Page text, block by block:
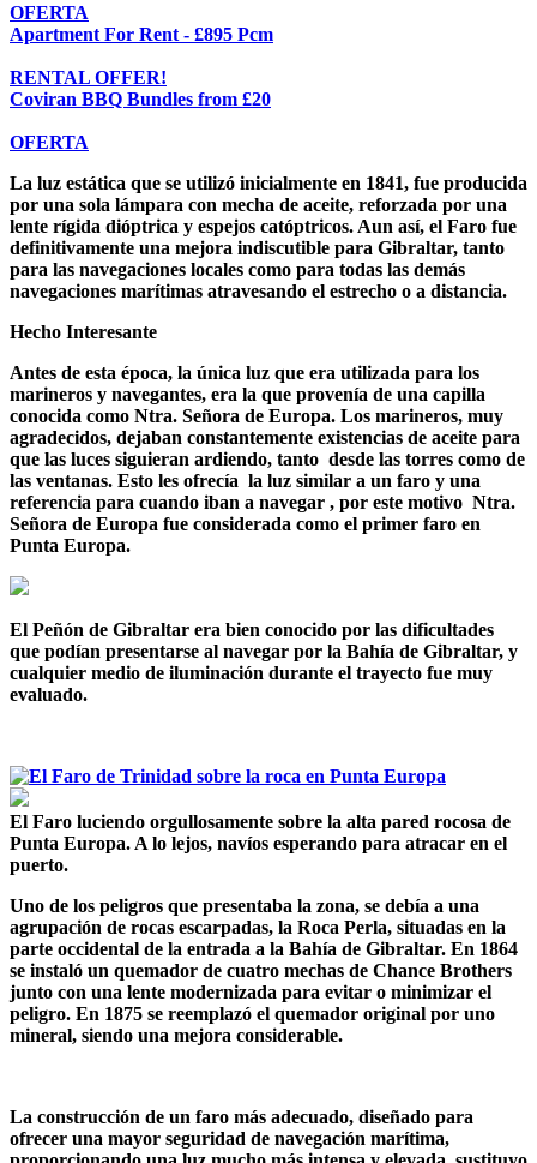
OFERTA
Apartment For Rent - £895 Pcm
RENTAL OFFER!
Coviran BBQ Bundles from £20
OFERTA
La luz estática que se utilizó inicialmente en 1841, fue producida
por una sola lámpara con mecha de aceite, reforzada por una
lente rígida dióptrica y espejos catóptricos. Aun así, el Faro fue
definitivamente una mejora indiscutible para Gibraltar, tanto
para las navegaciones locales como para todas las demás
navegaciones marítimas atravesando el estrecho o a distancia.
Hecho Interesante
Antes de esta época, la única luz que era utilizada para los
marineros y navegantes, era la que provenía de una capilla
conocida como Ntra. Señora de Europa. Los marineros, muy
agradecidos, dejaban constantemente existencias de aceite para
que las luces siguieran ardiendo, tanto desde las torres como de
las ventanas. Esto les ofrecía la luz similar a un faro y una
referencia para cuando iban a navegar , por este motivo Ntra.
Señora de Europa fue considerada como el primer faro en
Punta Europa.
El Peñón de Gibraltar era bien conocido por las dificultades
que podían presentarse al navegar por la Bahía de Gibraltar, y
cualquier medio de iluminación durante el trayecto fue muy
evaluado.
El Faro luciendo orgullosamente sobre la alta pared rocosa de
Punta Europa. A lo lejos, navíos esperando para atracar en el
puerto.
Uno de los peligros que presentaba la zona, se debía a una
agrupación de rocas escarpadas, la Roca Perla, situadas en la
parte occidental de la entrada a la Bahía de Gibraltar. En 1864
se instaló un quemador de cuatro mechas de Chance Brothers
junto con una lente modernizada para evitar o minimizar el
peligro. En 1875 se reemplazó el quemador original por uno
mineral, siendo una mejora considerable.
La construcción de un faro más adecuado, diseñado para
ofrecer una mayor seguridad de navegación marítima,